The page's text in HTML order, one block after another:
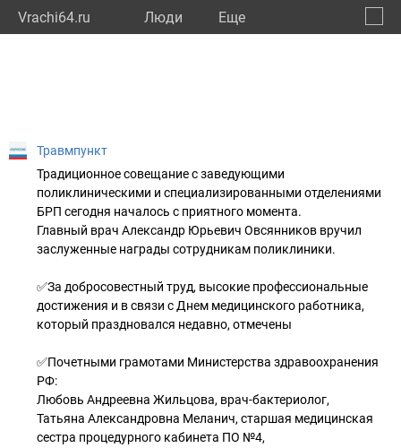
Vrachi64.ru Люди Eще
Травмпункт
Традиционное совещание с заведующими
поликлиническими и специализированными отделениями
БРП сегодня началось с приятного момента.
Главный врач Александр Юрьевич Овсянников вручил
заслуженные награды сотрудникам поликлиники.
✅За добросовестный труд, высокие профессиональные
достижения и в связи с Днем медицинского работника,
который праздновался недавно, отмечены
✅Почетными грамотами Министерства здравоохранения
РФ:
Любовь Андреевна Жильцова, врач-бактериолог,
Татьяна Александровна Меланич, старшая медицинская
сестра процедурного кабинета ПО №4,